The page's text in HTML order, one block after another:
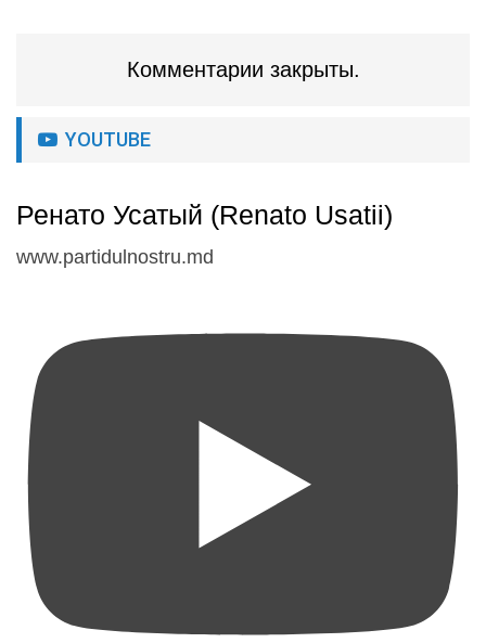
Комментарии закрыты.
YOUTUBE
Ренато Усатый (Renato Usatii)
www.partidulnostru.md